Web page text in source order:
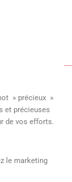
» précieux »
et précieuses
de vos efforts.
le marketing